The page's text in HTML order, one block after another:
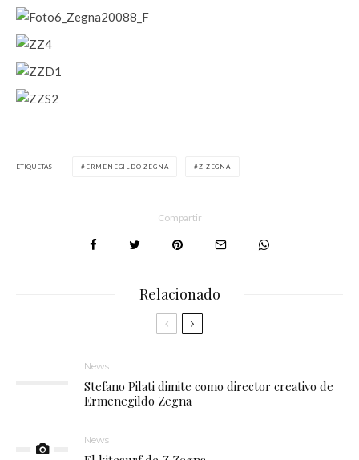
ETIQUETAS ERMENEGILDO ZEGNA Z ZEGNA
Compartir
Relacionado
News
Stefano Pilati dimite como director creativo de
Ermenegildo Zegna
News